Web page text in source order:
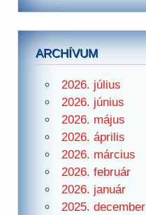
ARCHÍVUM
2026. július
2026. június
2026. május
2026. április
2026. március
2026. február
2026. január
2025. december